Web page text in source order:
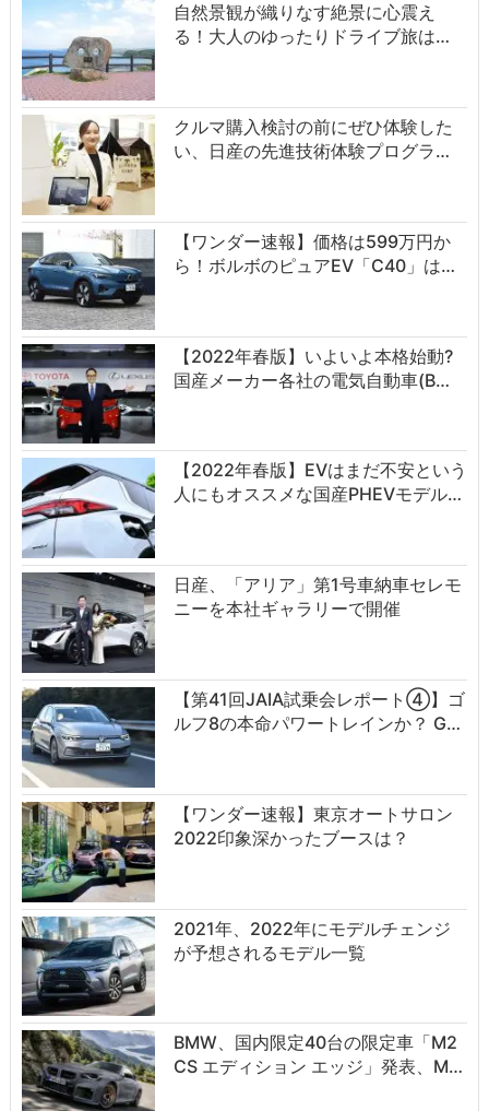
自然景観が織りなす絶景に心震え
る！大人のゆったりドライブ旅は…
クルマ購入検討の前にぜひ体験した
い、日産の先進技術体験プログラ…
【ワンダー速報】価格は599万円か
ら！ボルボのピュアEV「C40」は…
【2022年春版】いよいよ本格始動?
国産メーカー各社の電気自動車(B…
【2022年春版】EVはまだ不安という
人にもオススメな国産PHEVモデル…
日産、「アリア」第1号車納車セレモ
ニーを本社ギャラリーで開催
【第41回JAIA試乗会レポート④】ゴ
ルフ8の本命パワートレインか？ G…
【ワンダー速報】東京オートサロン
2022印象深かったブースは？
2021年、2022年にモデルチェンジ
が予想されるモデル一覧
BMW、国内限定40台の限定車「M2
CS エディション エッジ」発表、M…